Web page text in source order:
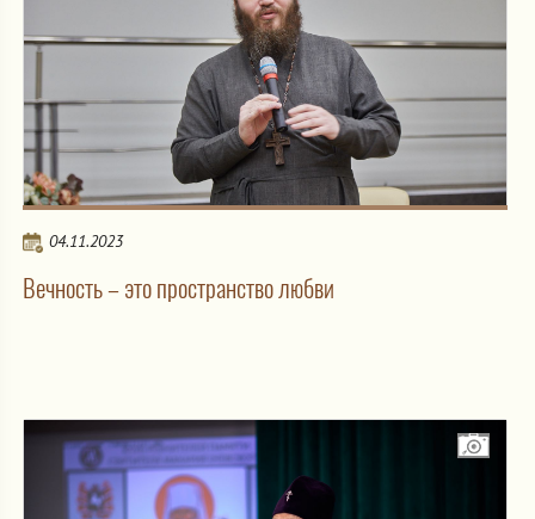
04.11.2023
Вечность – это пространство любви